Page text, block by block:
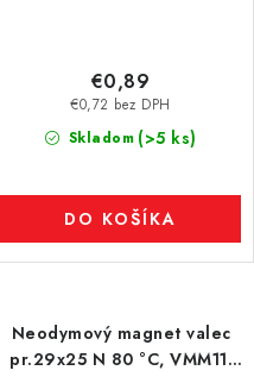
Skladom (>5 ks)
€0,72 bez DPH
€0,89
DO KOŠÍKA
Neodymový magnet valec
pr.29x25 N 80 °C, VMM11-